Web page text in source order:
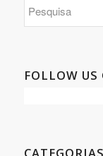
FOLLOW US